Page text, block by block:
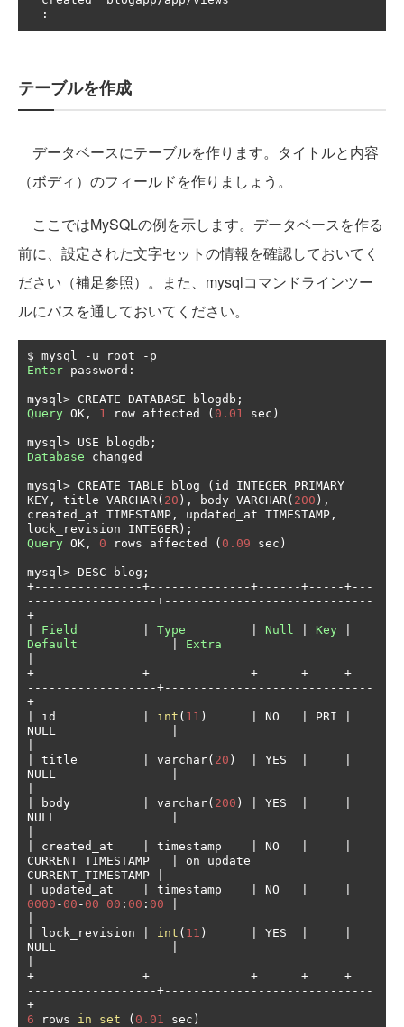
:
テーブルを作成
データベースにテーブルを作ります。タイトルと内容
（ボディ）のフィールドを作りましょう。
ここではMySQLの例を示します。データベースを作る
前に、設定された文字セットの情報を確認しておいてく
ださい（補足参照）。また、mysqlコマンドラインツー
ルにパスを通しておいてください。
$ mysql - u root -
Enter password :
mysql> CREATE DATABASE blogdb ;
Query OK , 1 row affected ( 0.01 sec )
mysql> USE blogdb ;
Database changed
mysql> CREATE TABLE blog ( id INTEGER PRIMARY
KEY , title VARCHAR( 20 ), body VARCHAR( 200 ),
created_at TIMESTAMP , updated_at TIMESTAMP ,
lock_revision INTEGER );
Query OK , 0 rows affected ( 0.09 sec )
mysql> DESC blog ;
+---------------+--------------+------+-----+---
------------------+-----------------------------
+
Field Type Null Key
Default
Extra
+---------------+--------------+------+-----+---
------------------+-----------------------------
+
id int ( 11 ) NO PRI
NULL
title varchar( 20 ) YES
NULL
body varchar( 200 ) YES
NULL
created_at timestamp NO
CURRENT_TIMESTAMP
on update
CURRENT_TIMESTAMP
updated_at timestamp NO
0000 - 00 - 00 00 : 00 : 00
lock_revision int ( 11 ) YES
NULL
+---------------+--------------+------+-----+---
------------------+-----------------------------
+
6 rows in set ( 0.01 sec )